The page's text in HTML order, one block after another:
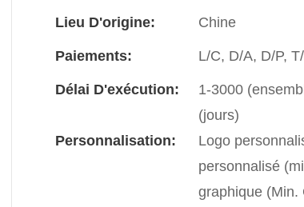
Lieu D'origine: Chine
Paiements: L/C, D/A, D/P,
Délai D'exécution:
1-3000
(jours)
Personnalisation:
Logo
personnalisé
graphique (Min.